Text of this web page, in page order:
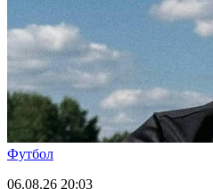
Футбол
06.08.26 20:03